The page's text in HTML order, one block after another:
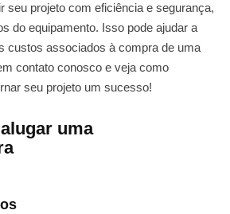
seu projeto com eficiência e segurança,
do equipamento. Isso pode ajudar a
custos associados à compra de uma
contato conosco e veja como
seu projeto um sucesso!
uma